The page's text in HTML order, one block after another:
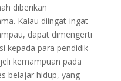
diberikan
Kalau diingat-ingat
dapat dimengerti
kepada para pendidik
kemampuan pada
belajar hidup, yang